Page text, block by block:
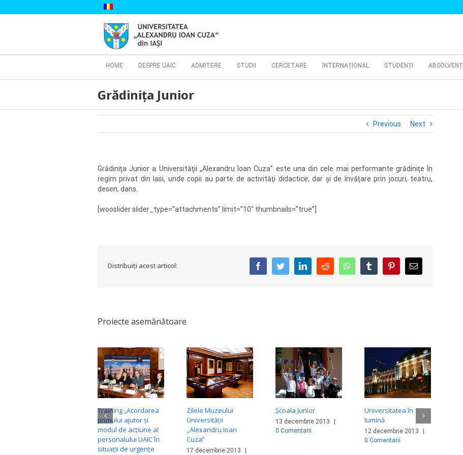
to
Cautare...
HOME DESPRE UAIC ADMITERE STUDII CERCETARE INTERNAȚIONAL STUDENȚI ABSOLVENȚI
Grădiniţa Junior
Previous Next
Grădiniţa Junior a Universităţii „Alexandru Ioan Cuza” este una din cele mai performante grădiniţe în
regim privat din Iasi, unde copii au parte de activităţi didactice, dar şi de învăţare prin jocuri, teatru,
desen, dans.
[wooslider slider_type=”attachments” limit=”10″ thumbnails=”true”]
Distribuiți acest articol: facebooktwitter linkedinreddit whatsapptumblr pinterestE-
mail:
Proiecte asemănătoare
Training „Acordarea
primului ajutor și
modul de acțiune al
personalului UAIC în
situații de urgențe
Zilele Muzeului
Universităţii
,,Alexandru Ioan
Cuza”
17 decembrie 2013
Școala Junior
13 decembrie 2013
0 Comentarii
Universitatea în
lumină
12 decembrie 2013
0 Comentarii